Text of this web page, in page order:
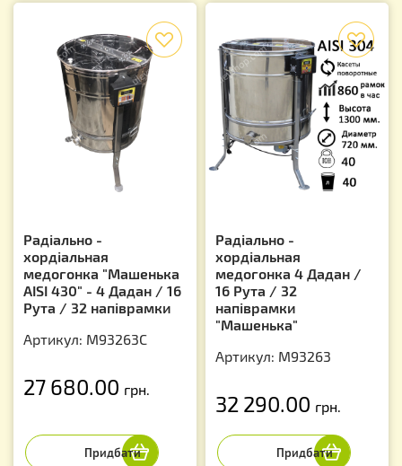
Радіально -
хордіальная
медогонка "Машенька
AISI 430" - 4 Дадан / 16
Рута / 32 напіврамки
Артикул: M93263C
27 680.00 грн.
Радіально -
хордіальная
медогонка 4 Дадан /
16 Рута / 32
напіврамки
"Машенька"
Артикул: М93263
32 290.00 грн.